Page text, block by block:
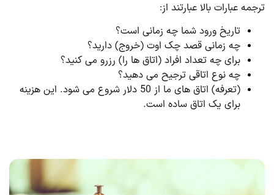
عبارات بالا عبارتند از:
تاریخ ورود شما چه زمانی است؟
چه زمانی قصد چک اوت (خروج) دارید؟
برای چه تعداد افراد (اتاق ها را) رزرو می کنید؟
چه نوع اتاقی ترجیح می دهید؟
(تعرفه) اتاق های ما از 50 دلار شروع می شود. این هزینه
برای یک اتاق ساده است.